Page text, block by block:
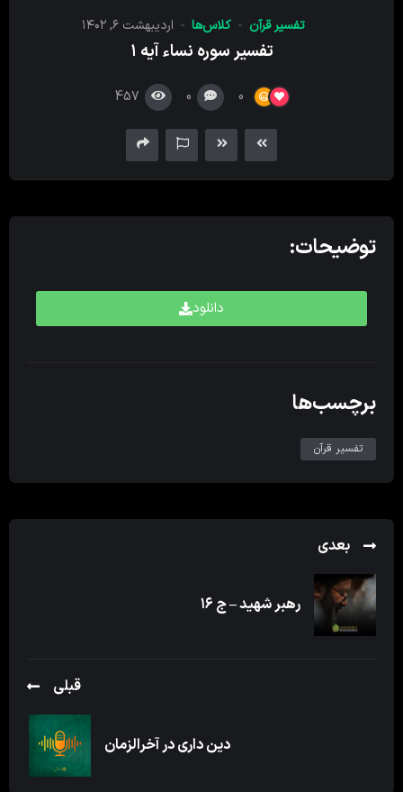
تفسیر قرآن کلاس‌ها اردیبهشت ۶, ۱۴۰۲
تفسیر سوره نساء آیه ۱
0
0
457
توضیحات:
دانلود
برچسب‌ها
تفسیر قرآن
بعدی
رهبر شهید – ج ۱۶
قبلی
دین داری در آخرالزمان